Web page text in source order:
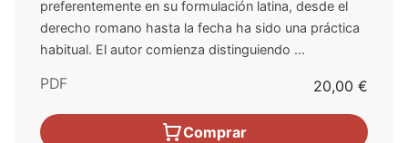
preferentemente en su formulación latina, desde el
derecho romano hasta la fecha ha sido una práctica
habitual. El autor comienza distinguiendo ...
PDF 20,00 €
Comprar